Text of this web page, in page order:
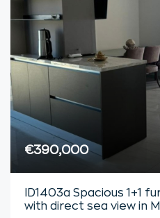
€390,000
ID1403a Spacious 1+1
with direct sea view in